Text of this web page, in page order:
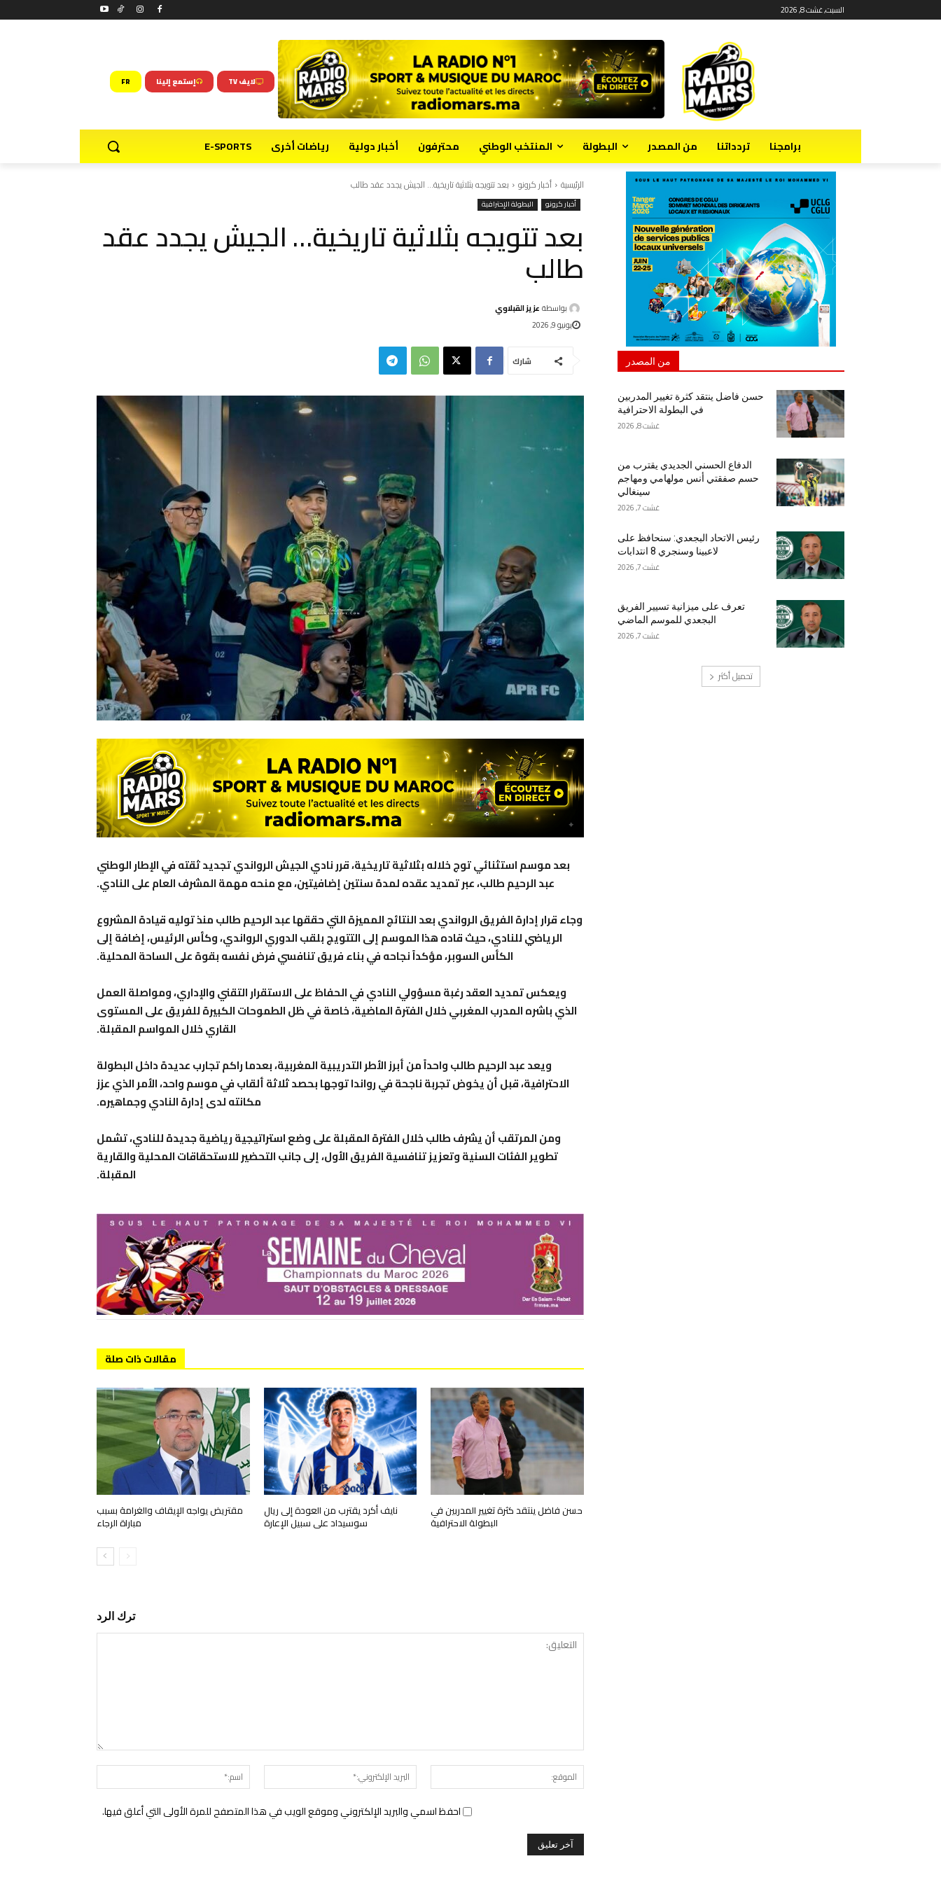
السبت, غشت 8, 2026
لايف TV إستمع إلينا FR
برامجنا تردداتنا من المصدر البطولة المنتخب الوطني محترفون أخبار دولية رياضات أخرى E-SPORTS
الرئيسية أخبار كرونو بعد تتويجه بثلاثية تاريخية... الجيش يجدد عقد طالب
أخبار كرونو البطولة الإحترافية
بعد تتويجه بثلاثية تاريخية… الجيش يجدد عقد
طالب
بواسطة عزيز القبلاوي
يونيو 9, 2026
شارك
بعد موسم استثنائي توج خلاله بثلاثية تاريخية، قرر نادي الجيش الرواندي تجديد ثقته في الإطار الوطني
عبد الرحيم طالب، عبر تمديد عقده لمدة سنتين إضافيتين، مع منحه مهمة المشرف العام على النادي.
وجاء قرار إدارة الفريق الرواندي بعد النتائج المميزة التي حققها عبد الرحيم طالب منذ توليه قيادة المشروع
الرياضي للنادي، حيث قاده هذا الموسم إلى التتويج بلقب الدوري الرواندي، وكأس الرئيس، إضافة إلى
الكأس السوبر، مؤكداً نجاحه في بناء فريق تنافسي فرض نفسه بقوة على الساحة المحلية.
ويعكس تمديد العقد رغبة مسؤولي النادي في الحفاظ على الاستقرار التقني والإداري، ومواصلة العمل
الذي باشره المدرب المغربي خلال الفترة الماضية، خاصة في ظل الطموحات الكبيرة للفريق على المستوى
القاري خلال المواسم المقبلة.
ويعد عبد الرحيم طالب واحداً من أبرز الأطر التدريبية المغربية، بعدما راكم تجارب عديدة داخل البطولة
الاحترافية، قبل أن يخوض تجربة ناجحة في رواندا توجها بحصد ثلاثة ألقاب في موسم واحد، الأمر الذي عزز
مكانته لدى إدارة النادي وجماهيره.
ومن المرتقب أن يشرف طالب خلال الفترة المقبلة على وضع استراتيجية رياضية جديدة للنادي، تشمل
تطوير الفئات السنية وتعزيز تنافسية الفريق الأول، إلى جانب التحضير للاستحقاقات المحلية والقارية
المقبلة.
مقالات ذات صلة
حسن فاضل ينتقد كثرة تغيير المدربين في
البطولة الاحترافية
نايف أكرد يقترب من العودة إلى ريال
سوسيداد على سبيل الإعارة
مقتريض يواجه الإيقاف والغرامة بسبب
مباراة الرجاء
ترك الرد
التعليق:
اسم:*
البريد
الإلكتروني:*
الموقع:
احفظ اسمي والبريد الإلكتروني وموقع الويب في هذا المتصفح للمرة الأولى التي أعلق فيها.
من المصدر
حسن فاضل ينتقد كثرة تغيير المدربين
في البطولة الاحترافية
غشت 8, 2026
الدفاع الحسني الجديدي يقترب من
حسم صفقتي أنس مولهامي ومهاجم
سينغالي
غشت 7, 2026
رئيس الاتحاد البجعدي: سنحافظ على
لاعبينا وسنجري 8 انتدابات
غشت 7, 2026
تعرف على ميزانية تسيير الفريق
البجعدي للموسم الماضي
غشت 7, 2026
تحميل أكثر